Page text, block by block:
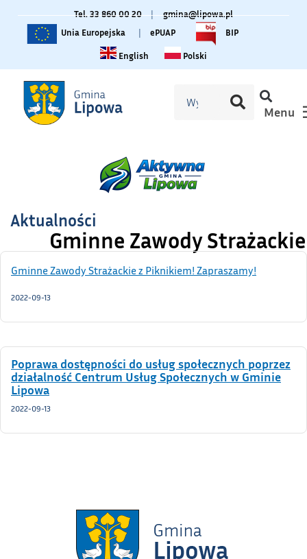
Tel. 33 860 00 20 |
gmina@lipowa.pl
Unia Europejska
| ePUAP
BIP
Change language to English
English Zmiana języka na polski
Polski
Menu
Gminne Zawody
Aktualności
Gminne Zawody Strażackie z Piknikiem! Zapraszamy!
2022-09-13
Poprawa dostępności do usług społecznych poprzez
działalność Centrum Usług Społecznych w Gminie
Lipowa
2022-09-13